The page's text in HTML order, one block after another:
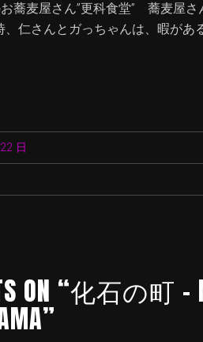
蕎麦屋さん”更科食堂” 蕎麦屋さ
、仁さんとガっちゃんは、暇が
日
ON “化石の